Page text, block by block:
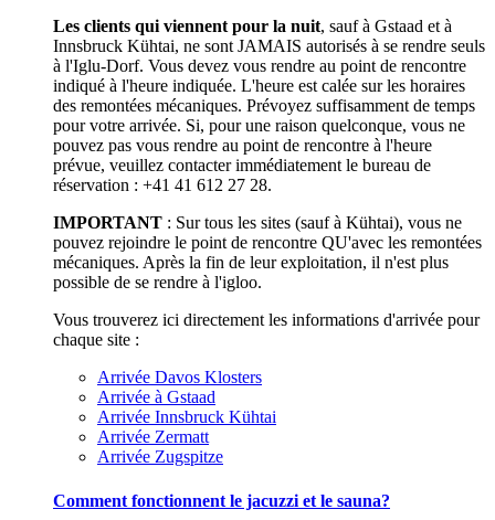
Les clients qui viennent pour la nuit, sauf à Gstaad et à
Innsbruck Kühtai, ne sont JAMAIS autorisés à se rendre seuls
à l'Iglu-Dorf. Vous devez vous rendre au point de rencontre
indiqué à l'heure indiquée. L'heure est calée sur les horaires
des remontées mécaniques. Prévoyez suffisamment de temps
pour votre arrivée. Si, pour une raison quelconque, vous ne
pouvez pas vous rendre au point de rencontre à l'heure
prévue, veuillez contacter immédiatement le bureau de
réservation : +41 41 612 27 28.
IMPORTANT : Sur tous les sites (sauf à Kühtai), vous ne
pouvez rejoindre le point de rencontre QU'avec les remontées
mécaniques. Après la fin de leur exploitation, il n'est plus
possible de se rendre à l'igloo.
Vous trouverez ici directement les informations d'arrivée pour
chaque site :
Arrivée Davos Klosters
Arrivée à Gstaad
Arrivée Innsbruck Kühtai
Arrivée Zermatt
Arrivée Zugspitze
Comment fonctionnent le jacuzzi et le sauna?